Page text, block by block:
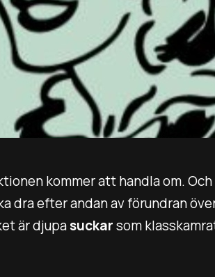
kommer att handla om.
dra efter andan av förundran
är djupasuckarsom